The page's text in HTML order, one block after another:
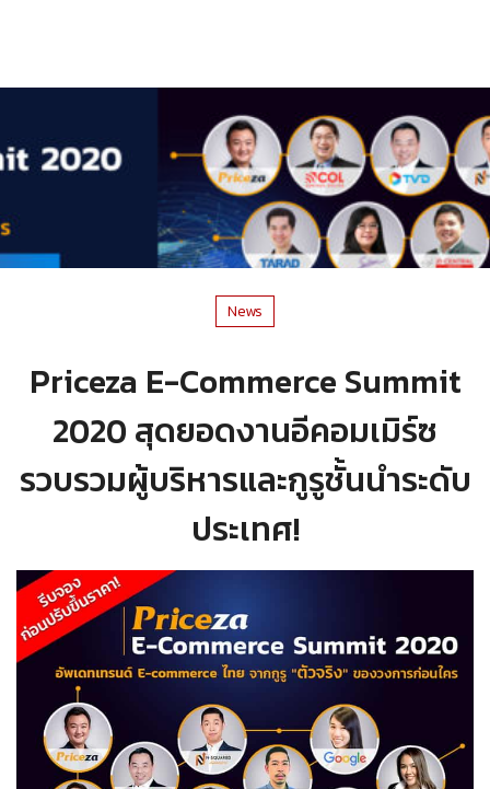
News
Priceza E-Commerce Summit
2020 สุดยอดงานอีคอมเมิร์ซ
รวบรวมผู้บริหารและกูรูชั้นนำระดับ
ประเทศ!